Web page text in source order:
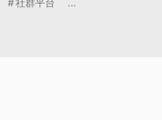
社群平台 ...